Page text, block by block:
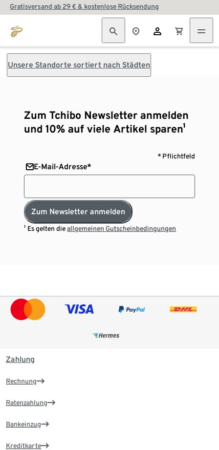
Gratisversand ab 29 € & kostenlose Rücksendung
Unsere Standorte sortiert nach Städten
Zum Tchibo Newsletter anmelden
und 10% auf viele Artikel sparen¹
* Pflichtfeld
E-Mail-Adresse*
Zum Newsletter anmelden
¹ Es gelten dieallgemeinen Gutscheinbedingungen
Zahlung
Rechnung
Ratenzahlung
Bankeinzug
Kreditkarte